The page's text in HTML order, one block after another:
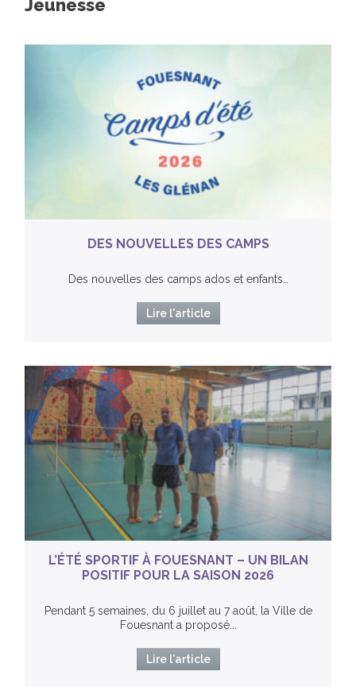
Jeunesse
DES NOUVELLES DES CAMPS
Des nouvelles des camps ados et enfants…
Lire l'article
L’ÉTÉ SPORTIF À FOUESNANT – UN BILAN
POSITIF POUR LA SAISON 2026
Pendant 5 semaines, du 6 juillet au 7 août, la Ville de
Fouesnant a proposé...
Lire l'article